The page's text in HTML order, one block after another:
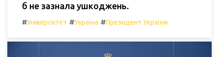
б не зазнала ушкоджень.
#Університет #Україна #Президент України